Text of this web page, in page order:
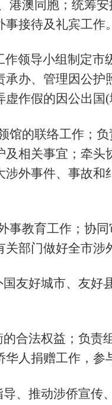
港澳同胞；统筹
接待及礼宾工作。
领导小组制定
办、管理因公
作假的因公出国(
的联络工作；
相关事宜；牵
外事件、事故
事教育工作；协
部门做好全市涉
友好城市、友好
合法权益；负责
人捐赠工作，参
、推动涉侨宣传